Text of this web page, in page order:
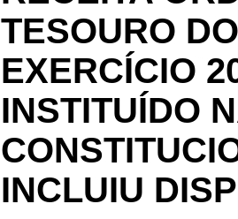
TESOURO
EXERCÍCIO
INSTITUÍDO
INCLUIU